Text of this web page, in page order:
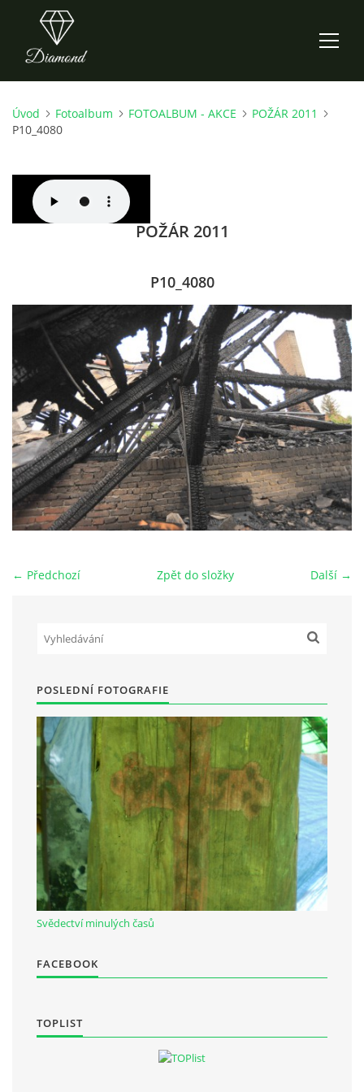
ÚVOD
O NÁS
CO NOVÉHO ZKOUŠÍME
KDY, KDE A CO HRAJEME
HRY OD ROKU 1973
VIDEOZÁZNAMY Z HER
FOTOALBUM
DOKUMENTY OVJK
Občanská vzdělávací jednota "Komenský" v Choceradech z.s.
Chocerady 4
257 24 Chocerady
IČ: 498 28 614
Kontaktní osoba:
Mgr. Miroslava Cinkeisová
Úvod Fotoalbum FOTOALBUM - AKCE
POŽÁR 2011
P10_4080
POŽÁR 2011
P10_4080
← Předchozí Další →
Zpět do složky
POSLEDNÍ FOTOGRAFIE
Svědectví minulých časů
FACEBOOK
TOPLIST